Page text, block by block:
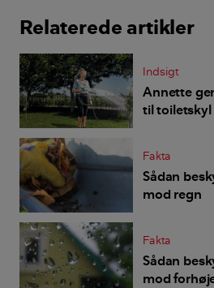
Relaterede artikler
Indsigt
Annette
til toiletskyl
Fakta
Sådan
mod regn
Fakta
Sådan
mod